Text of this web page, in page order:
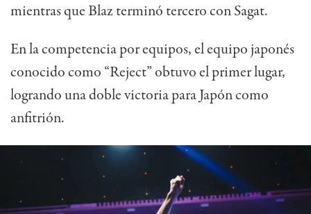
mientras que Blaz terminó tercero con Sagat.
En la competencia por equipos, el equipo japonés
conocido como “Reject” obtuvo el primer lugar,
logrando una doble victoria para Japón como
anfitrión.